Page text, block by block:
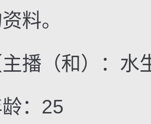
料。
（和）：水
：25